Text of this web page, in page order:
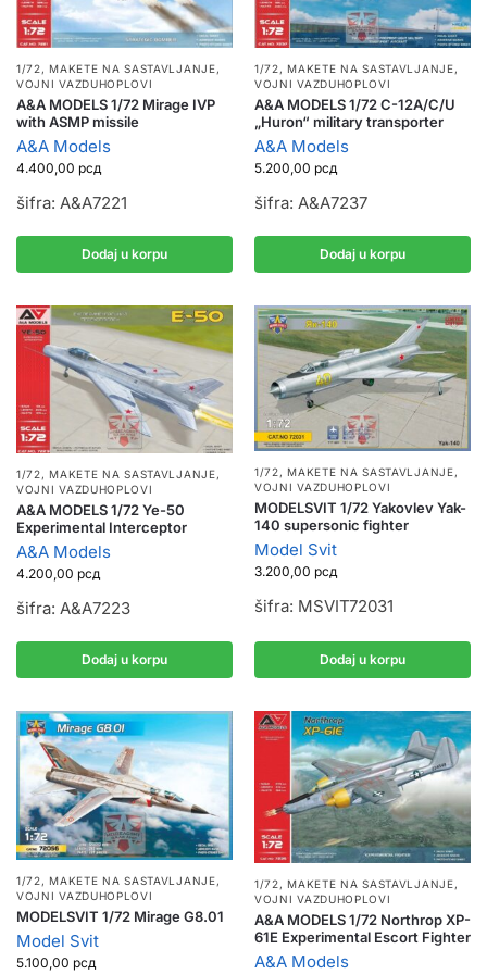
1/72,MAKETE NA SASTAVLJANJE,
VOJNI VAZDUHOPLOVI
A&A MODELS 1/72 Mirage IVP
with ASMP missile
A&A Models
4.400,00 рсд
šifra: A&A7221
Dodaj u korpu
1/72,MAKETE NA SASTAVLJANJE,
VOJNI VAZDUHOPLOVI
A&A MODELS 1/72 C-12A/C/U
„Huron“ military transporter
A&A Models
5.200,00 рсд
šifra: A&A7237
Dodaj u korpu
1/72,MAKETE NA SASTAVLJANJE,
VOJNI VAZDUHOPLOVI
A&A MODELS 1/72 Ye-50
Experimental Interceptor
A&A Models
4.200,00 рсд
šifra: A&A7223
Dodaj u korpu
1/72,MAKETE NA SASTAVLJANJE,
VOJNI VAZDUHOPLOVI
MODELSVIT 1/72 Yakovlev Yak-
140 supersonic fighter
Model Svit
3.200,00 рсд
šifra: MSVIT72031
Dodaj u korpu
1/72,MAKETE NA SASTAVLJANJE,
VOJNI VAZDUHOPLOVI
MODELSVIT 1/72 Mirage G8.01
Model Svit
5.100,00 рсд
1/72, MAKETE NA SASTAVLJANJE,
VOJNI VAZDUHOPLOVI
A&A MODELS 1/72 Northrop XP-
61E Experimental Escort Fighter
A&A Models